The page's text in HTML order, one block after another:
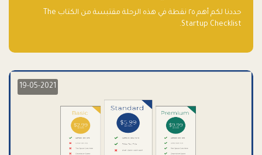
حددنا لكم أهم ٢٥ نقطة في هذه الرحلة مقتبسة من الكتاب The
Startup Checklist.
19-05-2021